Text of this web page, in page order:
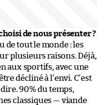
de nous présenter ?
de tout le monde : les
plusieurs raisons. Déjà,
aux sportifs, avec une
décliné à l’envi. C’est
dire. 90% du temps,
classiques — viande